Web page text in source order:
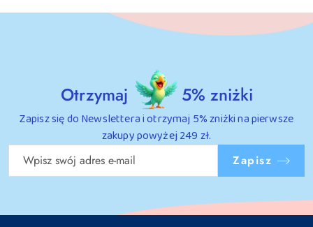
Otrzymaj 5% zniżki
Zapisz się do Newslettera i otrzymaj 5% zniżki na pierwsze
zakupy powyżej 249 zł.
Zapisz